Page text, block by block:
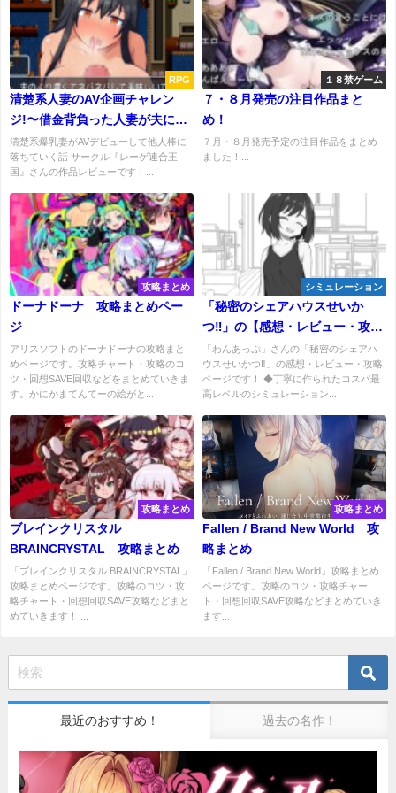
RPG
清楚系人妻のAV企画チャレン
ジ!〜借金背負った人妻が夫に内
緒でAV出演!〜【感想/レビュー/
攻略】
清楚系爆乳妻がAVデビューして他人棒に
落ちていく話 サークル『レーゲ連合王
国』さんの作品レビューです！...
１８禁ゲーム
７・８月発売の注目作品まと
め！
７月・８月発売予定の注目作品をまとめ
ました！...
攻略まとめ
ドーナドーナ 攻略まとめペー
ジ
アリスソフトのドーナドーナの攻略まと
めページです。攻略チャート・攻略のコ
ツ・回想SAVE回収などをまとめていきま
す。かにかまてんてーの絵がと...
シミュレーション
「秘密のシェアハウスせいか
つ‼」の【感想・レビュー・攻
略】
「わんあっぷ」さんの「秘密のシェアハ
ウスせいかつ‼」の感想・レビュー・攻略
ページです！ ◆丁寧に作られたコスパ最
高レベルのシミュレーション...
攻略まとめ
ブレインクリスタル
BRAINCRYSTAL 攻略まとめ
「ブレインクリスタル BRAINCRYSTAL」
攻略まとめページです。攻略のコツ・攻
略チャート・回想回収SAVE攻略などまと
めていきます！ ...
攻略まとめ
Fallen / Brand New World 攻
略まとめ
「Fallen / Brand New World」攻略まとめ
ページです。攻略のコツ・攻略チャー
ト・回想回収SAVE攻略などまとめていき
ます...
最近のおすすめ！ 過去の名作！